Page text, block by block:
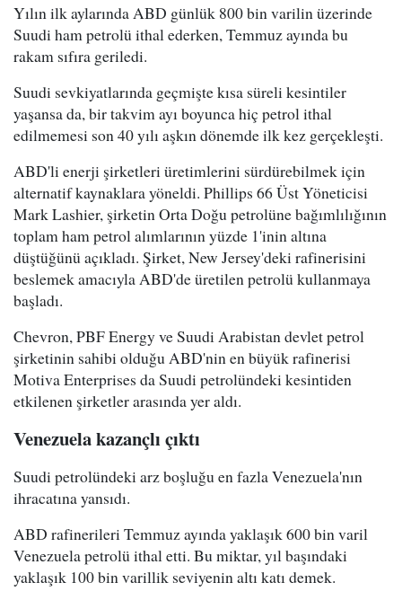
Yılın ilk aylarında ABD günlük 800 bin varilin üzerinde
Suudi ham petrolü ithal ederken, Temmuz ayında bu
rakam sıfıra geriledi.
Suudi sevkiyatlarında geçmişte kısa süreli kesintiler
yaşansa da, bir takvim ayı boyunca hiç petrol ithal
edilmemesi son 40 yılı aşkın dönemde ilk kez gerçekleşti.
ABD'li enerji şirketleri üretimlerini sürdürebilmek için
alternatif kaynaklara yöneldi. Phillips 66 Üst Yöneticisi
Mark Lashier, şirketin Orta Doğu petrolüne bağımlılığının
toplam ham petrol alımlarının yüzde 1'inin altına
düştüğünü açıkladı. Şirket, New Jersey'deki rafinerisini
beslemek amacıyla ABD'de üretilen petrolü kullanmaya
başladı.
Chevron, PBF Energy ve Suudi Arabistan devlet petrol
şirketinin sahibi olduğu ABD'nin en büyük rafinerisi
Motiva Enterprises da Suudi petrolündeki kesintiden
etkilenen şirketler arasında yer aldı.
Venezuela kazançlı çıktı
Suudi petrolündeki arz boşluğu en fazla Venezuela'nın
ihracatına yansıdı.
ABD rafinerileri Temmuz ayında yaklaşık 600 bin varil
Venezuela petrolü ithal etti. Bu miktar, yıl başındaki
yaklaşık 100 bin varillik seviyenin altı katı demek.